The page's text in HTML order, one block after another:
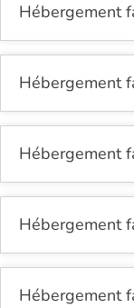
Hébergement
Hébergement
Hébergement
Hébergement
Hébergement